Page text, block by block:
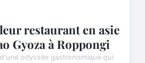
restaurant en asie
Gyoza à Roppongi
odyssée gastronomique qui